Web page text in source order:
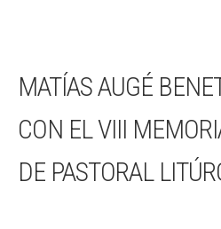
FORMAS
SOBRE NOSOTROS
ACTUALIDAD
MATÍAS AUGÉ
CON EL VIII
DE PASTORAL